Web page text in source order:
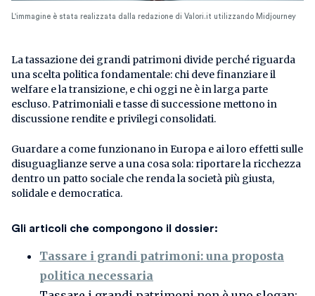
L'immagine è stata realizzata dalla redazione di Valori.it utilizzando Midjourney
La tassazione dei grandi patrimoni divide perché riguarda
una scelta politica fondamentale: chi deve finanziare il
welfare e la transizione, e chi oggi ne è in larga parte
escluso. Patrimoniali e tasse di successione mettono in
discussione rendite e privilegi consolidati.
Guardare a come funzionano in Europa e ai loro effetti sulle
disuguaglianze serve a una cosa sola: riportare la ricchezza
dentro un patto sociale che renda la società più giusta,
solidale e democratica.
Gli articoli che compongono il dossier:
Tassare i grandi patrimoni: una proposta
politica necessaria